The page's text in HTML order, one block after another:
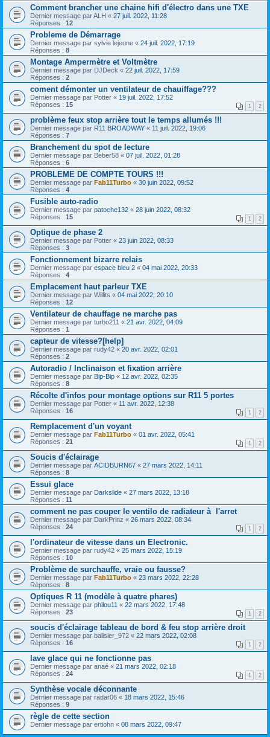
Comment brancher une chaine hifi d'électro dans une TXE
Dernier message parALH « 27 juil. 2022, 11:28
Réponses : 12
Probleme de Démarrage
Dernier message par sylvie lejeune « 24 juil. 2022, 17:19
Réponses : 8
Montage Ampermètre et Voltmètre
Dernier message par DJDeck « 22 juil. 2022, 17:59
Réponses : 2
coment démonter un ventilateur de chauiffage???
Dernier message par Potter « 19 juil. 2022, 17:52
Réponses : 15 1 2
problème feux stop arrière tout le temps allumés !!!
Dernier message par R11 BROADWAY « 11 juil. 2022, 19:06
Réponses : 7
Branchement du spot de lecture
Dernier message par Beber58 « 07 juil. 2022, 01:28
Réponses : 6
PROBLEME DE COMPTE TOURS !!!
Dernier message par Fab11Turbo « 30 juin 2022, 09:52
Réponses : 4
Fusible auto-radio
Dernier message par patoche132 « 28 juin 2022, 08:32
Réponses : 15 1 2
Optique de phase 2
Dernier message par Potter « 23 juin 2022, 08:33
Réponses : 3
Fonctionnement bizarre relais
Dernier message par espace bleu 2 « 04 mai 2022, 20:33
Réponses : 4
Emplacement haut parleur TXE
Dernier message par Willits « 04 mai 2022, 20:10
Réponses : 12
Ventilateur de chauffage ne marche pas
Dernier message par turbo211 « 21 avr. 2022, 04:09
Réponses : 1
capteur de vitesse?[help]
Dernier message par rudy42 « 20 avr. 2022, 02:01
Réponses : 2
Autoradio / Inclinaison et fixation arrière
Dernier message par Bip-Bip « 12 avr. 2022, 02:35
Réponses : 8
Récolte d'infos pour montage options sur R11 5 portes
Dernier message par Potter « 11 avr. 2022, 12:38
Réponses : 16 1 2
Remplacement d'un voyant
Dernier message par Fab11Turbo « 01 avr. 2022, 05:41
Réponses : 21 1 2
Soucis d'éclairage
Dernier message par ACIDBURN67 « 27 mars 2022, 14:11
Réponses : 8
Essui glace
Dernier message par Darkslide « 27 mars 2022, 13:18
Réponses : 11
comment ne pas couper le ventilo de radiateur à l'arret
Dernier message par DarkPrinz « 26 mars 2022, 08:34
Réponses : 24 1 2
l'ordinateur de vitesse dans un Electronic.
Dernier message par rudy42 « 25 mars 2022, 15:19
Réponses : 10
Problème de surchauffe, vraie ou fausse?
Dernier message par Fab11Turbo « 23 mars 2022, 22:28
Réponses : 8
Optiques R 11 (modèle à quatre phares)
Dernier message par philou11 « 22 mars 2022, 17:48
Réponses : 23 1 2
soucis d'éclairage tableau de bord & feu stop arrière droit
Dernier message par balisier_972 « 22 mars 2022, 02:08
Réponses : 16 1 2
lave glace qui ne fonctionne pas
Dernier message par anaé « 21 mars 2022, 02:18
Réponses : 24 1 2
Synthèse vocale déconnante
Dernier message par radar06 « 18 mars 2022, 15:46
Réponses : 9
règle de cette section
Dernier message par ertiohn « 08 mars 2022, 09:47